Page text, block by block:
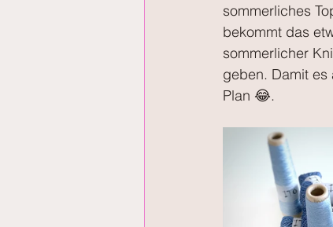
sommerliches
bekommt das
sommerlicher
geben. Damit es
Plan 😂.